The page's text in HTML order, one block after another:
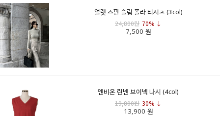
얼렛 스판 슬림 폴라 티셔츠 (3col)
24,800원 70% ↓
7,500 원
엔비온 린넨 브이넥 나시 (4col)
19,800원 30% ↓
13,900 원